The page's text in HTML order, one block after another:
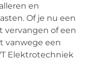
en
Of je nu een
vervangen of een
vanwege een
Elektrotechniek